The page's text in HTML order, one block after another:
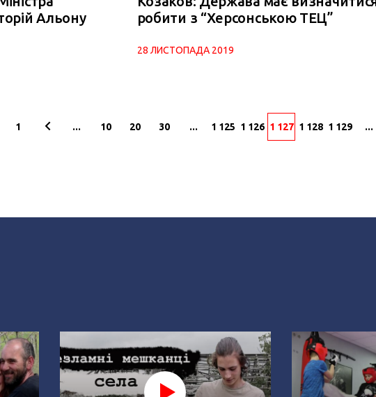
Альону
робити з “Херсонською ТЕЦ”
28 ЛИСТОПАДА 2019
1 ... 10 20 30 ... 1 125 1 126 1 127 1 128 1 129 ...